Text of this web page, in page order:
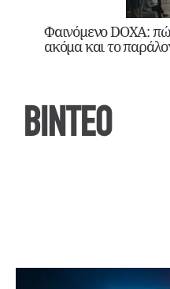
Φαινόμενο DOXA:
ακόμα και το
ΒΙΝΤΕΟ